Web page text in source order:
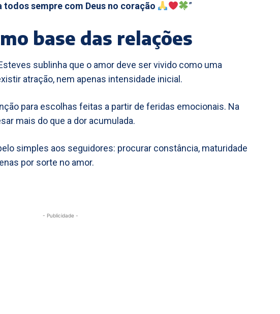
sempre com Deus no coração
”
base das relações
sublinha que o amor deve ser vivido como uma
atração, nem apenas intensidade inicial.
para escolhas feitas a partir de feridas emocionais. Na
mais do que a dor acumulada.
simples aos seguidores: procurar constância, maturidade
por sorte no amor.
- Publicidade -